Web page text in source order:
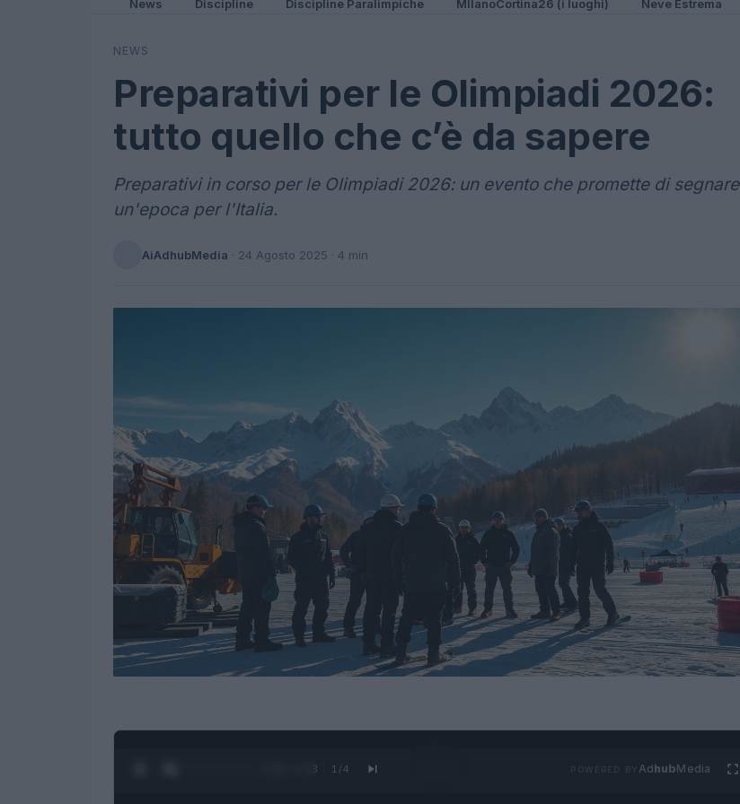
News Discipline Discipline Paralimpiche MIlanoCortina26 (i luoghi) Neve Estrema
NEWS
Preparativi per le Olimpiadi 2026:
tutto quello che c’è da sapere
Preparativi in corso per le Olimpiadi 2026: un evento che promette di segnare
un'epoca per l'Italia.
AiAdhubMedia · 24 Agosto 2025 · 4 min
0:28 / 1:23 1 /4 AdhubMedia